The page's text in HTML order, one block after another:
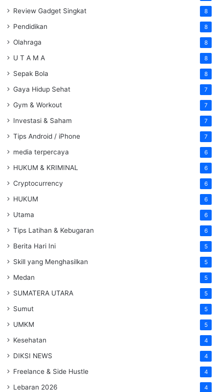
Review Gadget Singkat 8
Pendidikan 8
Olahraga 8
U T A M A 8
Sepak Bola 8
Gaya Hidup Sehat 7
Gym & Workout 7
Investasi & Saham 7
Tips Android / iPhone 7
media terpercaya 6
HUKUM & KRIMINAL 6
Cryptocurrency 6
HUKUM 6
Utama 6
Tips Latihan & Kebugaran 6
Berita Hari Ini 5
Skill yang Menghasilkan 5
Medan 5
SUMATERA UTARA 5
Sumut 5
UMKM 5
Kesehatan 4
DIKSI NEWS 4
Freelance & Side Hustle 4
Lebaran 2026 4